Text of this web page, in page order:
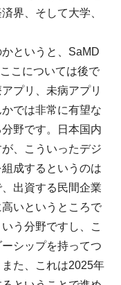
界、そして大学、
というと、SaMD
こについては後で
プリ、未病アプリ
では非常に有望な
野です。日本国内
、こういったデジ
成するというのは
出資する民間企業
いというところで
う分野ですし、こ
シップを持ってつ
た、これは2025年